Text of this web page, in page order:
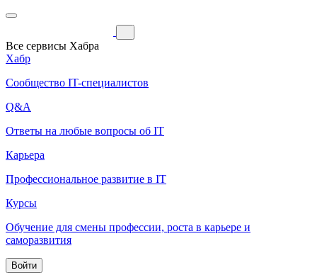
Все сервисы Хабра
Хабр
Сообщество IT-специалистов
Q&A
Ответы на любые вопросы об IT
Карьера
Профессиональное развитие в IT
Курсы
Обучение для смены профессии, роста в карьере и
саморазвития
Войти